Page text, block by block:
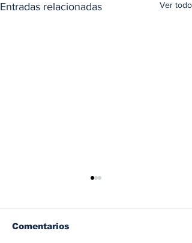
Entradas relacionadas Ver todo
Comentarios